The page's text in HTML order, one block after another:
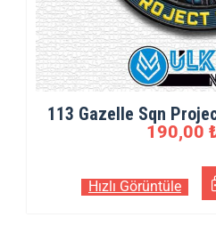
113 Gazelle Sqn
190,00
Hızlı Görüntüle